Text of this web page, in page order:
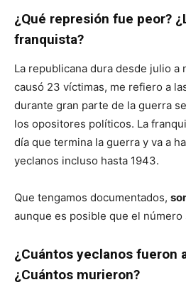
¿Qué represión fue peor?
franquista?
La republicana dura desde julio a
causó 23 víctimas, me refiero a
durante gran parte de la guerra
los opositores políticos. La
día que termina la guerra y va a
yeclanos incluso hasta 1943.
Que tengamos documentados,
aunque es posible que el número
¿Cuántos yeclanos fueron
¿Cuántos murieron?